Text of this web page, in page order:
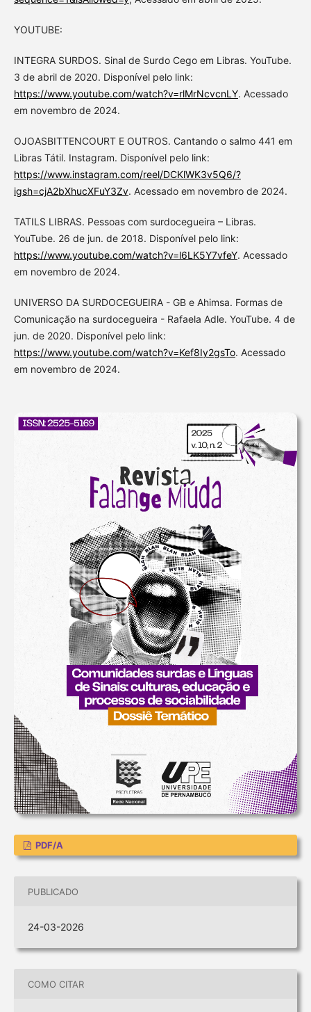
YOUTUBE:
INTEGRA SURDOS. Sinal de Surdo Cego em Libras. YouTube.
3 de abril de 2020. Disponível pelo link:
https://www.youtube.com/watch?v=rlMrNcvcnLY. Acessado
em novembro de 2024.
OJOASBITTENCOURT E OUTROS. Cantando o salmo 441 em
Libras Tátil. Instagram. Disponível pelo link:
https://www.instagram.com/reel/DCKlWK3v5Q6/?
igsh=cjA2bXhucXFuY3Zv. Acessado em novembro de 2024.
TATILS LIBRAS. Pessoas com surdocegueira – Libras.
YouTube. 26 de jun. de 2018. Disponível pelo link:
https://www.youtube.com/watch?v=l6LK5Y7vfeY. Acessado
em novembro de 2024.
UNIVERSO DA SURDOCEGUEIRA - GB e Ahimsa. Formas de
Comunicação na surdocegueira - Rafaela Adle. YouTube. 4 de
jun. de 2020. Disponível pelo link:
https://www.youtube.com/watch?v=Kef8Iy2gsTo. Acessado
em novembro de 2024.
PDF/A
PUBLICADO
24-03-2026
COMO CITAR